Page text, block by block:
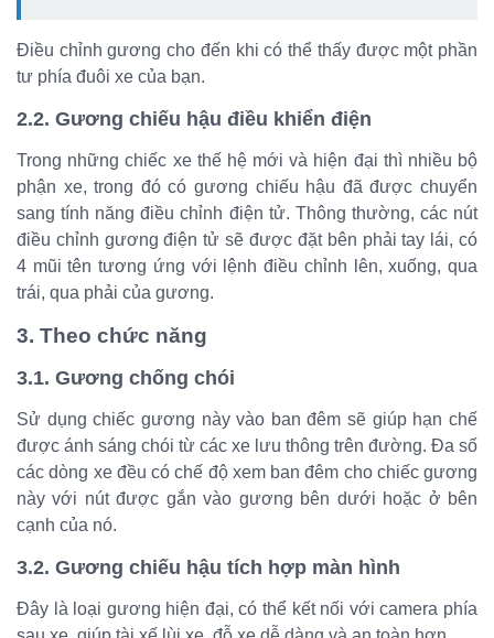
Điều chỉnh gương cho đến khi có thể thấy được một phần
tư phía đuôi xe của bạn.
2.2. Gương chiếu hậu điều khiển điện
Trong những chiếc xe thế hệ mới và hiện đại thì nhiều bộ
phận xe, trong đó có gương chiếu hậu đã được chuyển
sang tính năng điều chỉnh điện tử. Thông thường, các nút
điều chỉnh gương điện tử sẽ được đặt bên phải tay lái, có
4 mũi tên tương ứng với lệnh điều chỉnh lên, xuống, qua
trái, qua phải của gương.
3. Theo chức năng
3.1. Gương chống chói
Sử dụng chiếc gương này vào ban đêm sẽ giúp hạn chế
được ánh sáng chói từ các xe lưu thông trên đường. Đa số
các dòng xe đều có chế độ xem ban đêm cho chiếc gương
này với nút được gắn vào gương bên dưới hoặc ở bên
cạnh của nó.
3.2. Gương chiếu hậu tích hợp màn hình
Đây là loại gương hiện đại, có thể kết nối với camera phía